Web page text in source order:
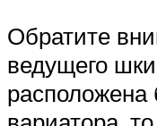
Обратите
ведущего